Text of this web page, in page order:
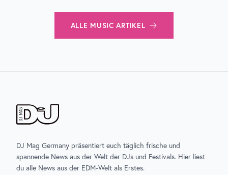
ALLE MUSIC ARTIKEL
DJ Mag Germany präsentiert euch täglich frische und
spannende News aus der Welt der DJs und Festivals. Hier liest
du alle News aus der EDM-Welt als Erstes.